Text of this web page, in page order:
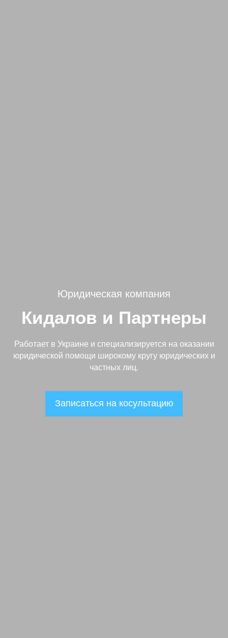
Юридическая компания
Кидалов и Партнеры
Работает в Украине и специализируется на оказании
юридической помощи широкому кругу юридических и
частных лиц.
Записаться на косультацию